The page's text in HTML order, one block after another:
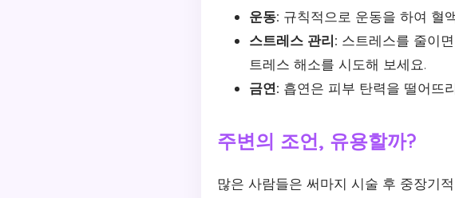
운동: 규칙적으로 운동을 하여 혈
스트레스 관리: 스트레스를 줄이
트레스 해소를 시도해 보세요.
금연: 흡연은 피부 탄력을 떨어뜨
주변의 조언, 유용할까?
많은 사람들은 써마지 시술 후 중장기